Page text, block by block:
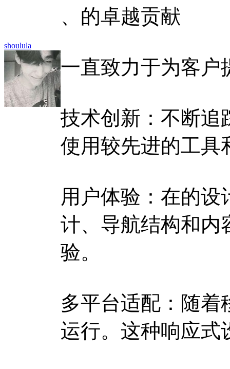
shoulula
、的卓越贡献
一直致力于为客户
技术创新：不断追
使用较先进的工具
用户体验：在的
计、导航结构和内
验。
多平台适配：随着
运行。这种响应式